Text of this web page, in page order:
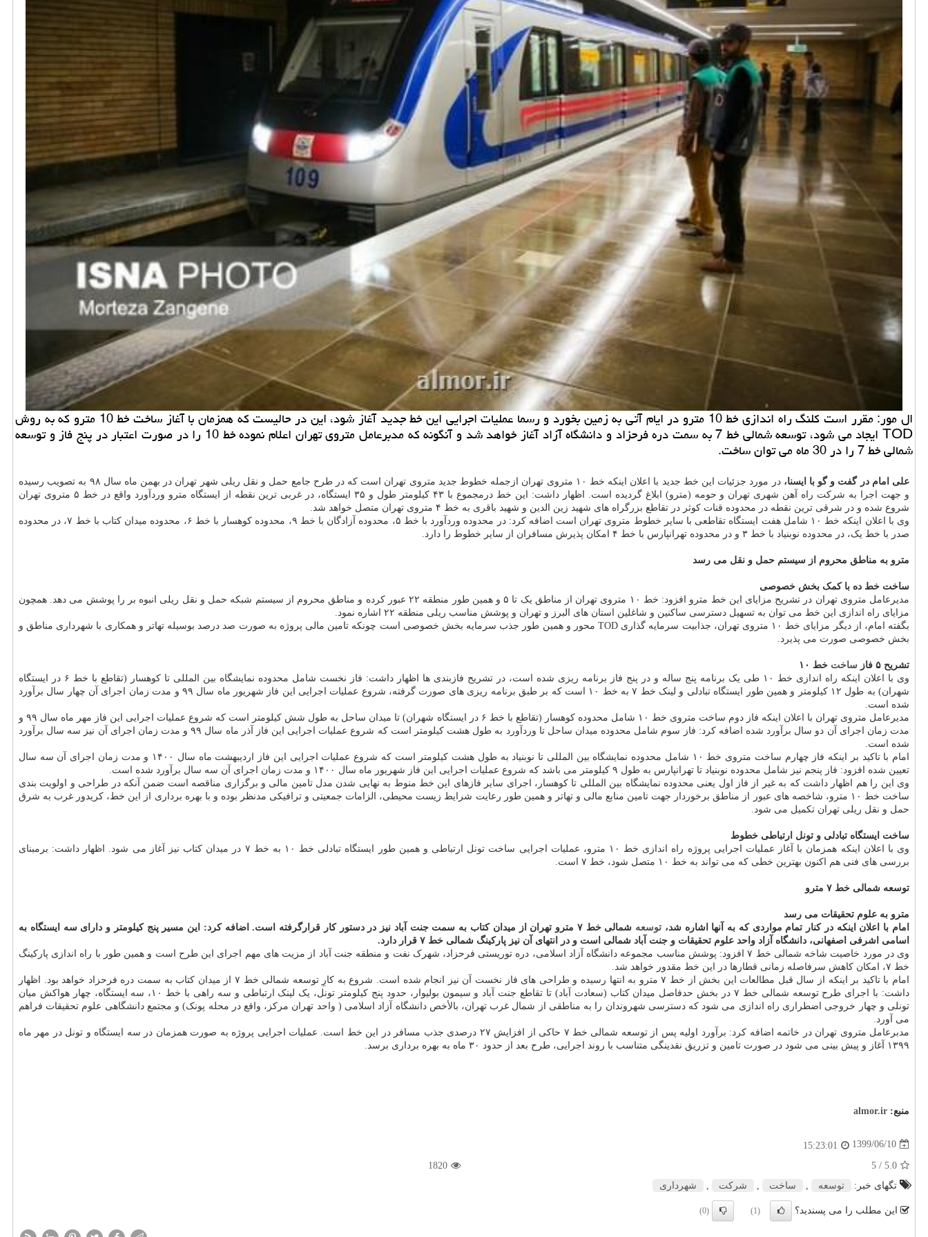
ال مور: مقرر است كلنگ راه اندازی خط 10 مترو در ایام آتی به زمین بخورد و رسما عملیات اجرایی این خط جدید آغاز شود، این در حالیست كه همزمان با آغاز ساخت خط 10 مترو كه به روش
TOD ایجاد می شود، توسعه شمالی خط 7 به سمت دره فرحزاد و دانشگاه آزاد آغاز خواهد شد و آنگونه كه مدبرعامل متروی تهران اعلام نموده خط 10 را در صورت اعتبار در پنج فاز و توسعه
شمالی خط 7 را در 30 ماه می توان ساخت.
علی امام در گفت و گو با ایسنا،
در مورد جزئیات این خط جدید با اعلان اینکه خط ۱۰ متروی تهران ازجمله خطوط جدید متروی تهران است که در طرح جامع حمل و نقل ریلی شهر تهران در بهمن ماه سال ۹۸ به تصویب رسیده
و جهت اجرا به شرکت راه آهن شهری تهران و حومه (مترو) ابلاغ گردیده است. اظهار داشت: این خط درمجموع با ۴۳ کیلومتر طول و ۳۵ ایستگاه، در غربی ترین نقطه از ایستگاه مترو وردآورد واقع در خط ۵ متروی تهران
شروع شده و در شرقی ترین نقطه در محدوده قنات کوثر در تقاطع بزرگراه های شهید زین الدین و شهید باقری به خط ۴ متروی تهران متصل خواهد شد.
وی با اعلان اینکه خط ۱۰ شامل هفت ایستگاه تقاطعی با سایر خطوط متروی تهران است اضافه کرد: در محدوده وردآورد با خط ۵، محدوده آزادگان با خط ۹، محدوده کوهسار با خط ۶، محدوده میدان کتاب با خط ۷، در محدوده
صدر با خط یک، در محدوده نوبنیاد با خط ۳ و در محدوده تهرانپارس با خط ۴ امکان پذیرش مسافران از سایر خطوط را دارد.
مترو به مناطق محروم از سیستم حمل و نقل می رسد
ساخت خط ده با کمک بخش خصوصی
مدیرعامل متروی تهران در تشریح مزایای این خط مترو افزود: خط ۱۰ متروی تهران از مناطق یک تا ۵ و همین طور منطقه ۲۲ عبور کرده و مناطق محروم از سیستم شبکه حمل و نقل ریلی انبوه بر را پوشش می دهد. همچون
مزایای راه اندازی این خط می توان به تسهیل دسترسی ساکنین و شاغلین استان های البرز و تهران و پوشش مناسب ریلی منطقه ۲۲ اشاره نمود.
بگفته امام، از دیگر مزایای خط ۱۰ متروی تهران، جذابیت سرمایه گذاری TOD محور و همین طور جذب سرمایه بخش خصوصی است چونکه تامین مالی پروژه به صورت صد درصد بوسیله تهاتر و همکاری با شهرداری مناطق و
بخش خصوصی صورت می پذیرد.
تشریح ۵ فاز ساخت خط ۱۰
وی با اعلان اینکه راه اندازی خط ۱۰ طی یک برنامه پنج ساله و در پنج فاز برنامه ریزی شده است، در تشریح فازبندی ها اظهار داشت: فاز نخست شامل محدوده نمایشگاه بین المللی تا کوهسار (تقاطع با خط ۶ در ایستگاه
شهران) به طول ۱۲ کیلومتر و همین طور ایستگاه تبادلی و لینک خط ۷ به خط ۱۰ است که بر طبق برنامه ریزی های صورت گرفته، شروع عملیات اجرایی این فاز شهریور ماه سال ۹۹ و مدت زمان اجرای آن چهار سال برآورد
شده است.
مدیرعامل متروی تهران با اعلان اینکه فاز دوم ساخت متروی خط ۱۰ شامل محدوده کوهسار (تقاطع با خط ۶ در ایستگاه شهران) تا میدان ساحل به طول شش کیلومتر است که شروع عملیات اجرایی این فاز مهر ماه سال ۹۹ و
مدت زمان اجرای آن دو سال برآورد شده اضافه کرد: فاز سوم شامل محدوده میدان ساحل تا وردآورد به طول هشت کیلومتر است که شروع عملیات اجرایی این فاز آذر ماه سال ۹۹ و مدت زمان اجرای آن نیز سه سال برآورد
شده است.
امام با تاکید بر اینکه فاز چهارم ساخت متروی خط ۱۰ شامل محدوده نمایشگاه بین المللی تا نوبنیاد به طول هشت کیلومتر است که شروع عملیات اجرایی این فاز اردیبهشت ماه سال ۱۴۰۰ و مدت زمان اجرای آن سه سال
تعیین شده افزود: فاز پنجم نیز شامل محدوده نوبنیاد تا تهرانپارس به طول ۹ کیلومتر می باشد که شروع عملیات اجرایی این فاز شهریور ماه سال ۱۴۰۰ و مدت زمان اجرای آن سه سال برآورد شده است.
وی این را هم اظهار داشت که به غیر از فاز اول یعنی محدوده نمایشگاه بین المللی تا کوهسار، اجرای سایر فازهای این خط منوط به نهایی شدن مدل تامین مالی و برگزاری مناقصه است ضمن آنکه در طراحی و اولویت بندی
ساخت خط ۱۰ مترو، شاخصه های عبور از مناطق برخوردار جهت تامین منابع مالی و تهاتر و همین طور رعایت شرایط زیست محیطی، الزامات جمعیتی و ترافیکی مدنظر بوده و با بهره برداری از این خط، کریدور غرب به شرق
حمل و نقل ریلی تهران تکمیل می شود.
ساخت ایستگاه تبادلی و تونل ارتباطی خطوط
وی با اعلان اینکه همزمان با آغاز عملیات اجرایی پروژه راه اندازی خط ۱۰ مترو، عملیات اجرایی ساخت تونل ارتباطی و همین طور ایستگاه تبادلی خط ۱۰ به خط ۷ در میدان کتاب نیز آغاز می شود. اظهار داشت: برمبنای
بررسی های فنی هم اکنون بهترین خطی که می تواند به خط ۱۰ متصل شود، خط ۷ است.
توسعه شمالی خط ۷ مترو
مترو به علوم تحقیقات می رسد
امام با اعلان اینکه در کنار تمام مواردی که به آنها اشاره شد، توسعه
شمالی خط ۷ مترو تهران از میدان کتاب به سمت جنت آباد نیز در دستور کار قرارگرفته است. اضافه کرد: این مسیر پنج کیلومتر و دارای سه ایستگاه به
اسامی اشرفی اصفهانی، دانشگاه آزاد واحد علوم تحقیقات و جنت آباد شمالی است و در انتهای آن نیز پارکینگ شمالی خط ۷ قرار دارد.
وی در مورد خاصیت شاخه شمالی خط ۷ افزود: پوشش مناسب مجموعه دانشگاه آزاد اسلامی، دره توریستی فرحزاد، شهرک نفت و منطقه جنت آباد از مزیت های مهم اجرای این طرح است و همین طور با راه اندازی پارکینگ
خط ۷، امکان کاهش سرفاصله زمانی قطارها در این خط مقدور خواهد شد.
امام با تاکید بر اینکه از سال قبل مطالعات این بخش از خط ۷ مترو به انتها رسیده و طراحی های فاز نخست آن نیز انجام شده است. شروع به کارِ توسعه شمالی خط ۷ از میدان کتاب به سمت دره فرحزاد خواهد بود. اظهار
داشت: با اجرای طرح توسعه شمالی خط ۷ در بخش حدفاصل میدان کتاب (سعادت آباد) تا تقاطع جنت آباد و سیمون بولیوار، حدود پنج کیلومتر تونل، یک لینک ارتباطی و سه راهی با خط ۱۰، سه ایستگاه، چهار هواکش میان
تونلی و چهار خروجی اضطراری راه اندازی می شود که دسترسی شهروندان را به مناطقی از شمال غرب تهران، بالأخص دانشگاه آزاد اسلامی ( واحد تهران مرکز، واقع در محله پونک) و مجتمع دانشگاهی علوم تحقیقات فراهم
می آورد.
مدبرعامل متروی تهران در خاتمه اضافه کرد: برآورد اولیه پس از توسعه شمالی خط ۷ حاکی از افزایش ۲۷ درصدی جذب مسافر در این خط است. عملیات اجرایی پروژه به صورت همزمان در سه ایستگاه و تونل در مهر ماه
۱۳۹۹ آغاز و پیش بینی می شود در صورت تامین و تزریق نقدینگی متناسب با روند اجرایی، طرح بعد از حدود ۳۰ ماه به بهره برداری برسد.
منبع: almor.ir
1399/06/10
15:23:01
5.0
/ 5
1820
تگهای خبر:
توسعه ساخت شركت شهرداری
این مطلب را می پسندید؟ (1)
(0)